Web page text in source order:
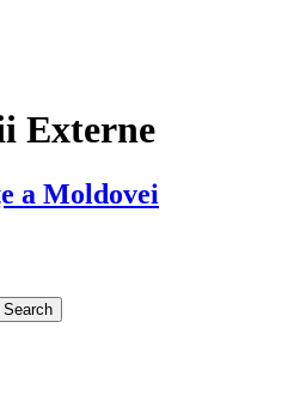
Externe
a Moldovei